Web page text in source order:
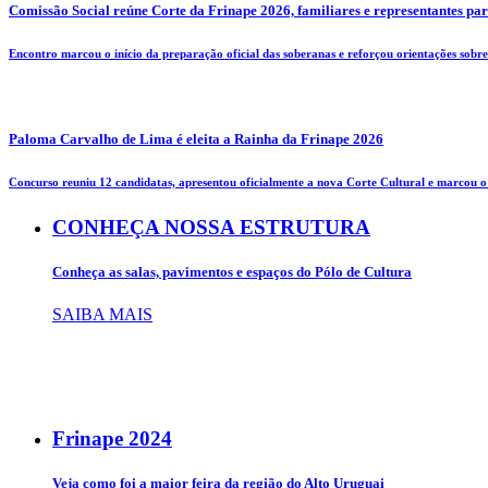
Comissão Social reúne Corte da Frinape 2026, familiares e representantes
Encontro marcou o início da preparação oficial das soberanas e reforçou orientações
Paloma Carvalho de Lima é eleita a Rainha da Frinape 2026
Concurso reuniu 12 candidatas, apresentou oficialmente a nova Corte Cultural e marcou
CONHEÇA NOSSA ESTRUTURA
Conheça as salas, pavimentos e espaços do Pólo de Cultura
SAIBA MAIS
Frinape 2024
Veja como foi a maior feira da região do Alto Uruguai